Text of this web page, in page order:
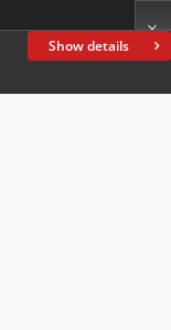
Show details